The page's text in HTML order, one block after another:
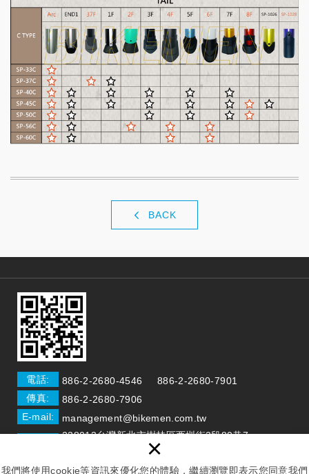
我們將使用cookie等資訊來優化您的體驗，繼續瀏覽即表示您同意我們
×
BACK
電話: 886-2-2680-4546
886-2-2680-7901
傳真:
886-2-2680-7906
E-mail:
management@bikemen.com.tw
238013台灣新北市樹林區西圳街2段80巷7